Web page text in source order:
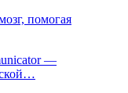
помогая
—